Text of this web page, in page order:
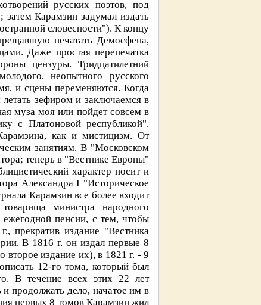
русских поэтов, под
Карамзин задумал издать
словесности"). К концу
печатать Демосфена,
Даже простая перепечатка
цензуры. Тридцатилетний
неопытного русского
и сцены переменяются. Когда
зефиром и заключаемся в
муза моя или пойдет совсем в
с Платоновой республикой".
как и мистицизм. От
занятиям. В "Московском
теперь в "Вестнике Европы"
характер носит и
Александра I "Историческое
Карамзин все более входит
министра народного
пенсии, с тем, чтобы
прекратив издание "Вестника
В 1816 г. он издал первые 8
издание их), в 1821 г. - 9
12-го тома, который был
В течение всех этих 22 лет
продолжать дело, начатое им в
первых 8 томов Карамзин жил